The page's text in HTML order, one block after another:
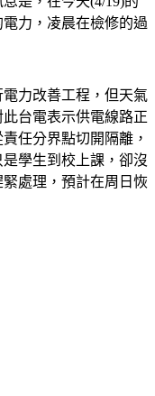
力，凌晨在檢修的過
力改善工程，但天氣
台電表示供電線路正
任分界點切開隔離，
學生到校上課，卻沒
處理，預計在周日恢